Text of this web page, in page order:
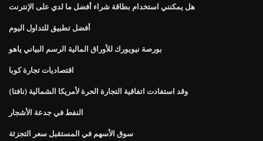
هل يمكنني استخدام بطاقة شراء أفضل ما لدي على الإنترنت
أفضل تطبيق للتداول اليوم
بورصة نيويورك للأوراق المالية الرسم البياني ياهو
اقتصاديات تجارة كوبا
وقد استفادت اتفاقية التجارة الحرة لأمريكا الشمالية (نافتا)
النفط في جدعة الأشجار
سوق الأسهم في المستقبل سعر التجزئة